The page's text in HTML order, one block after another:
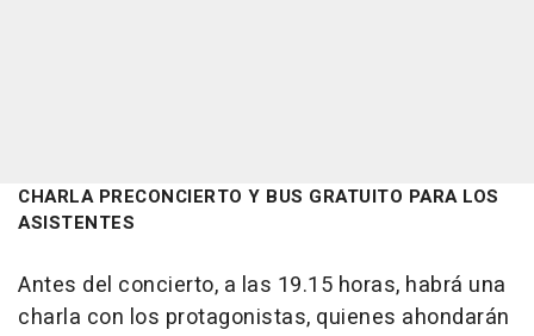
CHARLA PRECONCIERTO Y BUS GRATUITO PARA LOS
ASISTENTES
Antes del concierto, a las 19.15 horas, habrá una
charla con los protagonistas, quienes ahondarán